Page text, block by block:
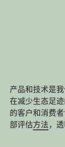
产品和技术是
在减少生态足
的客户和消费
部评估方法，